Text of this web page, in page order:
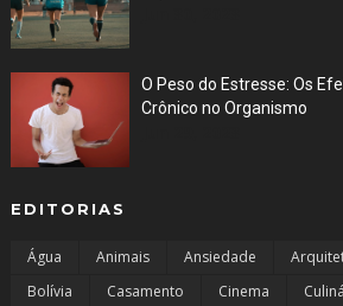
O Peso do Estresse: Os
Crônico no Organismo
EDITORIAS
Água Animais Ansiedade
Bolívia
Casamento Cinema